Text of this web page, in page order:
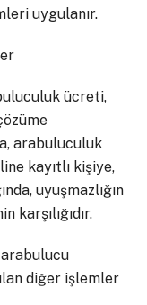
uygulanır.
ücreti,
arabuluculuk
kayıtlı kişiye,
uyuşmazlığın
karşılığıdır.
diğer işlemler